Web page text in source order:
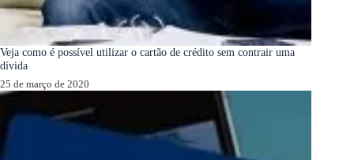
Veja como é possível utilizar o cartão de crédito sem contrair uma
dívida
25 de março de 2020